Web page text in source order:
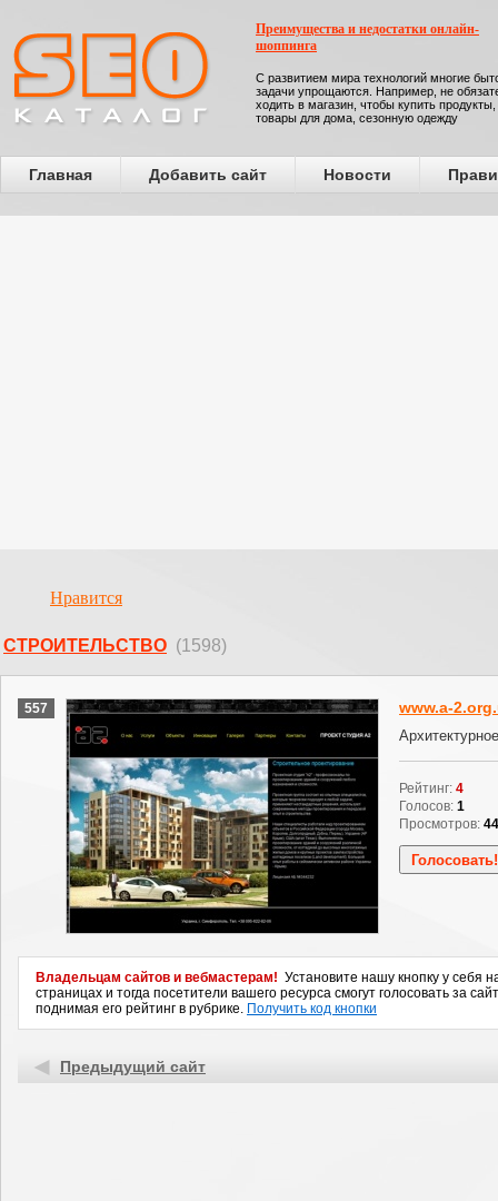
Преимущества и недостатки онлайн-
шоппинга
С развитием мира технологий многие
задачи упрощаются. Например, не
ходить в магазин, чтобы купить продукты,
товары для дома, сезонную одежду
Главная Добавить сайт Новости
Нравится
СТРОИТЕЛЬСТВО (1598)
557 www.a-
Рейтинг: 4
Голосов: 1
Просмотров:
Владельцам сайтов и вебмастерам! Установите нашу кнопку у себя
страницах и тогда посетители вашего ресурса смогут голосовать за
поднимая его рейтинг в рубрике. Получить код кнопки
Предыдущий сайт